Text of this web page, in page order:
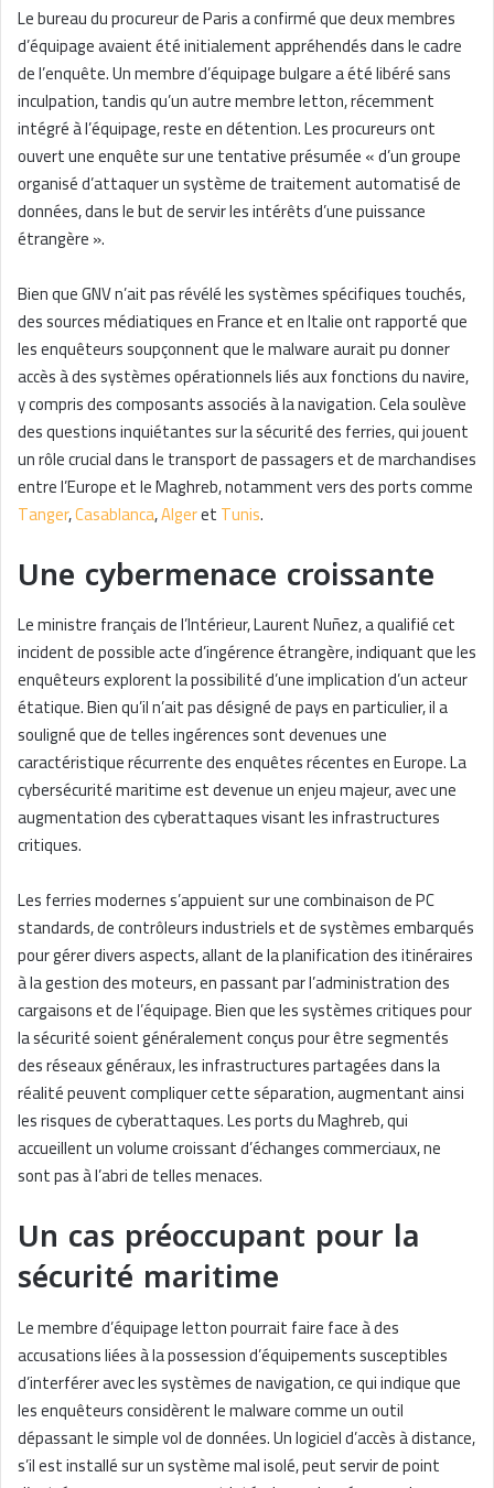
Le bureau du procureur de Paris a confirmé que deux membres
d’équipage avaient été initialement appréhendés dans le cadre
de l’enquête. Un membre d’équipage bulgare a été libéré sans
inculpation, tandis qu’un autre membre letton, récemment
intégré à l’équipage, reste en détention. Les procureurs ont
ouvert une enquête sur une tentative présumée « d’un groupe
organisé d’attaquer un système de traitement automatisé de
données, dans le but de servir les intérêts d’une puissance
étrangère ».
Bien que GNV n’ait pas révélé les systèmes spécifiques touchés,
des sources médiatiques en France et en Italie ont rapporté que
les enquêteurs soupçonnent que le malware aurait pu donner
accès à des systèmes opérationnels liés aux fonctions du navire,
y compris des composants associés à la navigation. Cela soulève
des questions inquiétantes sur la sécurité des ferries, qui jouent
un rôle crucial dans le transport de passagers et de marchandises
entre l’Europe et le Maghreb, notamment vers des ports comme
Tanger,Casablanca,AlgeretTunis.
Une cybermenace croissante
Le ministre français de l’Intérieur, Laurent Nuñez, a qualifié cet
incident de possible acte d’ingérence étrangère, indiquant que les
enquêteurs explorent la possibilité d’une implication d’un acteur
étatique. Bien qu’il n’ait pas désigné de pays en particulier, il a
souligné que de telles ingérences sont devenues une
caractéristique récurrente des enquêtes récentes en Europe. La
cybersécurité maritime est devenue un enjeu majeur, avec une
augmentation des cyberattaques visant les infrastructures
critiques.
Les ferries modernes s’appuient sur une combinaison de PC
standards, de contrôleurs industriels et de systèmes embarqués
pour gérer divers aspects, allant de la planification des itinéraires
à la gestion des moteurs, en passant par l’administration des
cargaisons et de l’équipage. Bien que les systèmes critiques pour
la sécurité soient généralement conçus pour être segmentés
des réseaux généraux, les infrastructures partagées dans la
réalité peuvent compliquer cette séparation, augmentant ainsi
les risques de cyberattaques. Les ports du Maghreb, qui
accueillent un volume croissant d’échanges commerciaux, ne
sont pas à l’abri de telles menaces.
Un cas préoccupant pour la
sécurité maritime
Le membre d’équipage letton pourrait faire face à des
accusations liées à la possession d’équipements susceptibles
d’interférer avec les systèmes de navigation, ce qui indique que
les enquêteurs considèrent le malware comme un outil
dépassant le simple vol de données. Un logiciel d’accès à distance,
s’il est installé sur un système mal isolé, peut servir de point